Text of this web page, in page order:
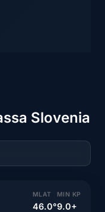
Slovenia
MLAT
46.0°
MIN KP
9.0+